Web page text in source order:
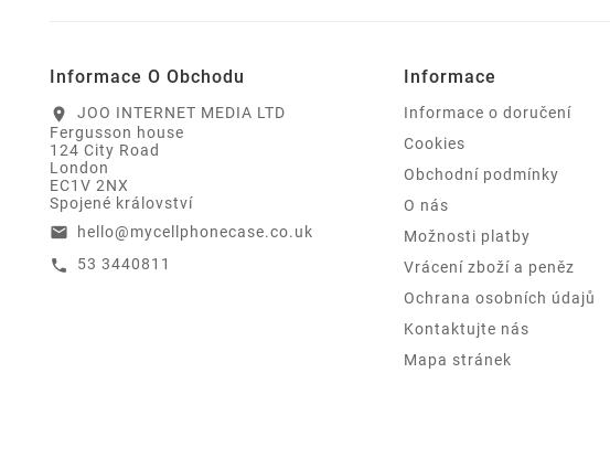
Informace O Obchodu
location_on
JOO INTERNET MEDIA LTD
Fergusson house
124 City Road
London
EC1V 2NX
Spojené království
email hello@mycellphonecase.co.uk
call 53 3440811
Informace
Informace o doručení
Cookies
Obchodní podmínky
O nás
Možnosti platby
Vrácení zboží a peněz
Ochrana osobních údajů
Kontaktujte nás
Mapa stránek